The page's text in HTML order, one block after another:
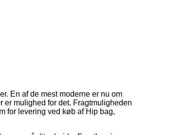
En af de mest moderne er nu om
er mulighed for det. Fragtmuligheden
for levering ved køb af Hip bag,